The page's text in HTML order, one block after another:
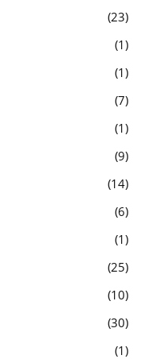
23
1
1
7
1
9
14
6
1
25
10
30
1